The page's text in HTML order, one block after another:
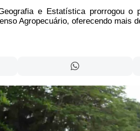
e Estatística prorrogou o
Agropecuário, oferecendo mais